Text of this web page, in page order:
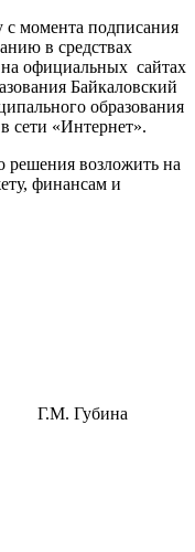
с момента подписания
в средствах
официальных сайтах
Байкаловский
образования
сети «Интернет».
решения возложить на
финансам и